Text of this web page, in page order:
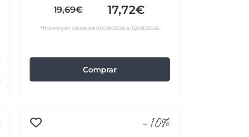
19,69€ 17,72€
*Promoção válida de 01/08/2026 a 31/08/2026
Comprar
-10%